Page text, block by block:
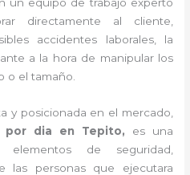
directamente al cliente,
accidentes laborales, la
a la hora de manipular los
o el tamaño.
y posicionada en el mercado,
por dia en Tepito, es una
elementos de seguridad,
las personas que ejecutara